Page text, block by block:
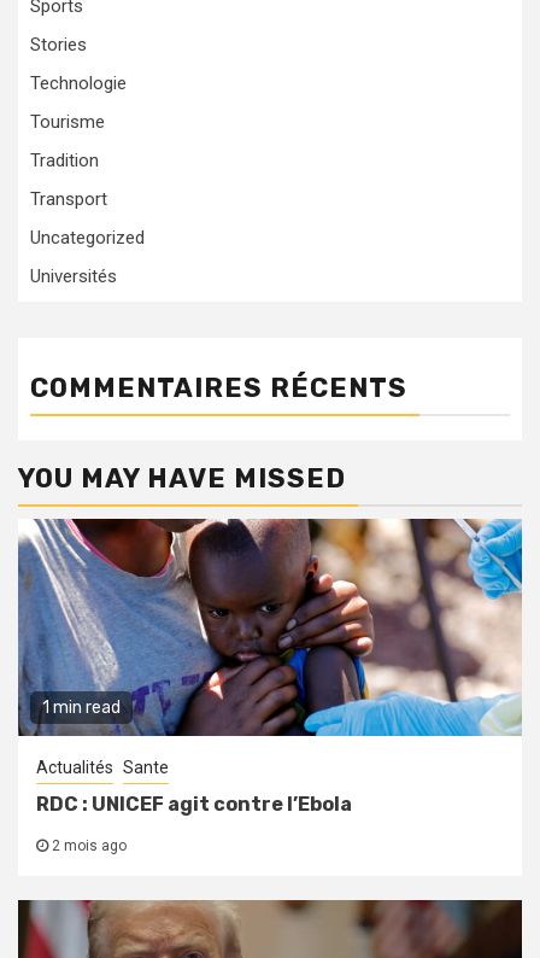
Sports
Stories
Technologie
Tourisme
Tradition
Transport
Uncategorized
Universités
COMMENTAIRES RÉCENTS
YOU MAY HAVE MISSED
1 min read
Actualités Sante
RDC : UNICEF agit contre l’Ebola
2 mois ago